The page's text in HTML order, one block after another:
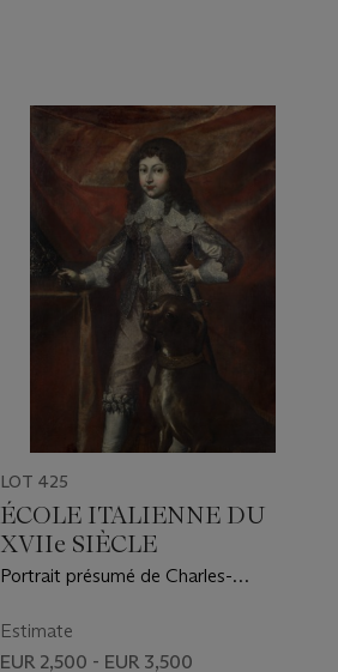
LOT 425
ÉCOLE ITALIENNE DU
XVIIe SIÈCLE
Portrait présumé de Charles-
prince de Piémont, en pied, dans un
pourpoint tailladé avec un col en
Estimate
EUR 2,500 - EUR 3,500